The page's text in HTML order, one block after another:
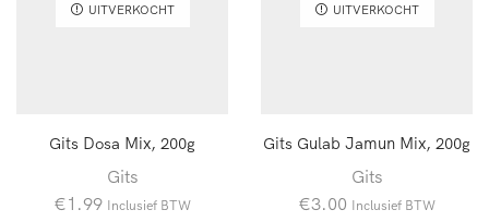
UITVERKOCHT
Gits Dosa Mix, 200g
Gits
€1.99 Inclusief BTW
UITVERKOCHT
Gits Gulab Jamun Mix, 200g
Gits
€3.00 Inclusief BTW